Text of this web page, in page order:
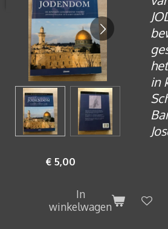
in
€ 5,00
In
winkelwagen